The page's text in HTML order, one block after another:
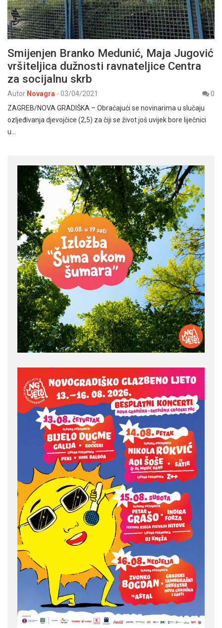
Smijenjen Branko Medunić, Maja Jugović
vršiteljica dužnosti ravnateljice Centra
za socijalnu skrb
Autor Novagra - 03/04/2021
0
ZAGREB/NOVA GRADIŠKA – Obraćajući se novinarima u slučaju
ozljeđivanja djevojčice (2,5) za čiji se život još uvijek bore liječnici
u…